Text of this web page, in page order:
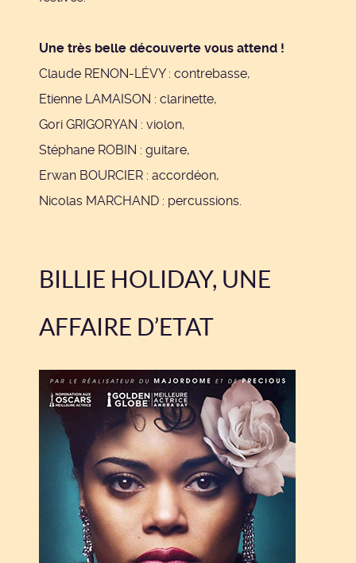
Une très belle découverte vous attend !
Claude RENON-LÉVY : contrebasse,
Etienne LAMAISON : clarinette,
Gori GRIGORYAN : violon,
Stéphane ROBIN : guitare,
Erwan BOURCIER : accordéon,
Nicolas MARCHAND : percussions.
BILLIE HOLIDAY, UNE
AFFAIRE D’ETAT